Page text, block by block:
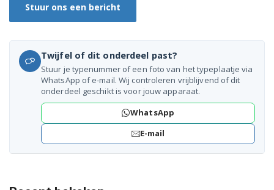
WAF7340A 7121981500
WAF7360A 7123382400
WAF74415A 7158381200
WAF74615A 7157981100
WCV10713XWPT 8889173200
WCV8711BC 8888983200
Stuur ons een bericht
Twijfel of dit onderdeel past?
Stuur je typenummer of een foto van het typeplaatje via
WhatsApp of e-mail. Wij controleren vrijblijvend of dit
onderdeel geschikt is voor jouw apparaat.
WhatsApp
E-mail